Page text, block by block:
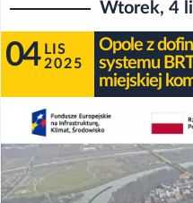
Wtorek, 4
04 LIS
2025
Opole z
systemu
miejskiej